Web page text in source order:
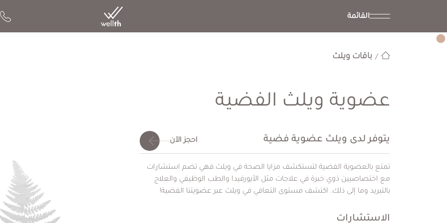
القائمة
باقات ويلث
عضوية ويلث الفضية
يتوفر لدى ويلث عضوية فضية احجز الآن
تمتع بالعضوية الفضية لتستكشف مزايا الصحة في ويلث.فهي تضم استشارات
مع اختصاصيين ذوي خبرة في علاجات مثل الأيورفيدا والطب الوظيفي والعلاج
بالتبريد وما إلى ذلك. اكتشف مستوى التعافي في ويلث عبر عضويتنا الفضية!
الاستشارات